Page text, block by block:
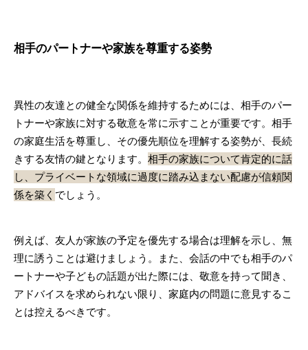
相手のパートナーや家族を尊重する姿勢
異性の友達との健全な関係を維持するためには、相手のパー
トナーや家族に対する敬意を常に示すことが重要です。相手
の家庭生活を尊重し、その優先順位を理解する姿勢が、長続
きする友情の鍵となります。 相手の家族について肯定的に話
し、プライベートな領域に過度に踏み込まない配慮が信頼関
係を築く でしょう。
例えば、友人が家族の予定を優先する場合は理解を示し、無
理に誘うことは避けましょう。また、会話の中でも相手のパ
ートナーや子どもの話題が出た際には、敬意を持って聞き、
アドバイスを求められない限り、家庭内の問題に意見するこ
とは控えるべきです。